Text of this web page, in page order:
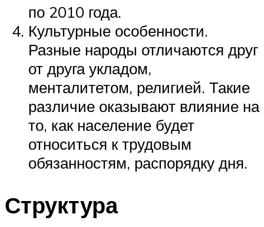
по 2010 года.
Культурные особенности.
Разные народы отличаются друг
от друга укладом,
менталитетом, религией. Такие
различие оказывают влияние на
то, как население будет
относиться к трудовым
обязанностям, распорядку дня.
Структура